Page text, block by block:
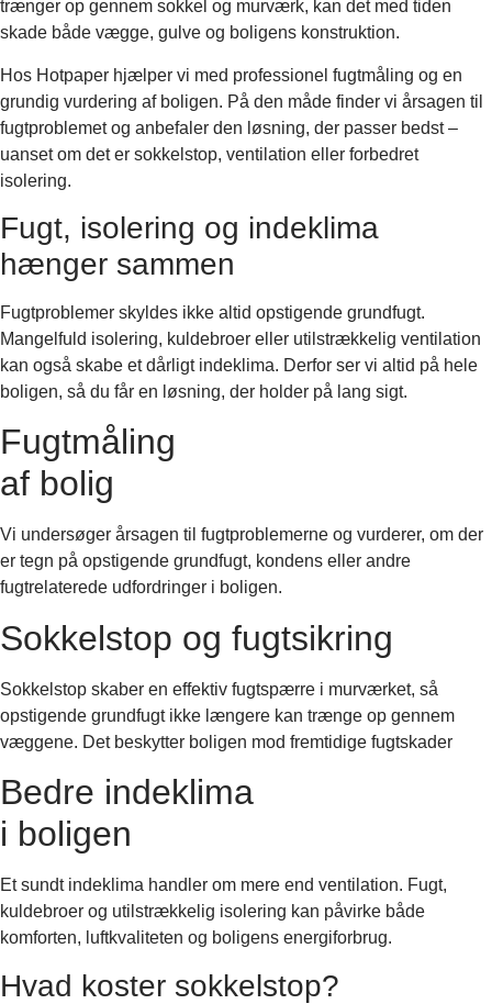
trænger op gennem sokkel og murværk, kan det med tiden
skade både vægge, gulve og boligens konstruktion.
Hos Hotpaper hjælper vi med professionel fugtmåling og en
grundig vurdering af boligen. På den måde finder vi årsagen til
fugtproblemet og anbefaler den løsning, der passer bedst –
uanset om det er sokkelstop, ventilation eller forbedret
isolering.
Fugt, isolering og indeklima
hænger sammen
Fugtproblemer skyldes ikke altid opstigende grundfugt.
Mangelfuld isolering, kuldebroer eller utilstrækkelig ventilation
kan også skabe et dårligt indeklima. Derfor ser vi altid på hele
boligen, så du får en løsning, der holder på lang sigt.
Fugtmåling
af bolig
Vi undersøger årsagen til fugtproblemerne og vurderer, om der
er tegn på opstigende grundfugt, kondens eller andre
fugtrelaterede udfordringer i boligen.
Sokkelstop og fugtsikring
Sokkelstop skaber en effektiv fugtspærre i murværket, så
opstigende grundfugt ikke længere kan trænge op gennem
væggene. Det beskytter boligen mod fremtidige fugtskader
Bedre indeklima
i boligen
Et sundt indeklima handler om mere end ventilation. Fugt,
kuldebroer og utilstrækkelig isolering kan påvirke både
komforten, luftkvaliteten og boligens energiforbrug.
Hvad koster sokkelstop?